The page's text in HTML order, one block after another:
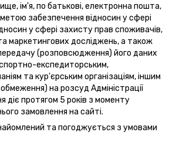
ім'я, по батькові, електронна пошта,
забезпечення відносин у сфері
у сфері захисту прав споживачів,
маркетингових досліджень, а також
(розповсюдження) його даних
експедиторським,
та кур'єрським організаціям, іншим
на розсуд Адміністрації
діє протягом 5 років з моменту
замовлення на сайті.
та погоджується з умовами